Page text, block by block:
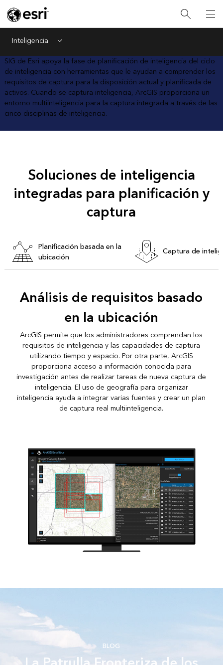
Inteligencia Menu
SIG de Esri apoya la fase de planificación de inteligencia del ciclo
de inteligencia con herramientas que le ayudan a comprender los
requisitos de captura para la disposición actual y planificada de
activos. Cuando se captura inteligencia, ArcGIS proporciona un
entorno multiinteligencia para la captura integrada a través de las
cinco disciplinas de inteligencia.
Soluciones de inteligencia
integradas para planificación y
captura
Planificación basada en la
ubicación
Captura de
Análisis de requisitos basado
en la ubicación
ArcGIS permite que los administradores comprendan los
requisitos de inteligencia y las capacidades de captura
utilizando tiempo y espacio. Por otra parte, ArcGIS
proporciona acceso a información conocida para
investigación antes de realizar tareas de nueva captura de
inteligencia. El uso de geografía para organizar
inteligencia ayuda a integrar varias fuentes y crear un plan
de captura real multiinteligencia.
BLOG